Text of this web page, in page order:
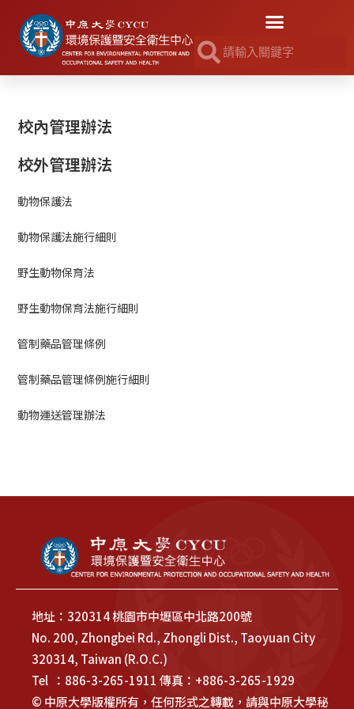
校內管理辦法
校外管理辦法
動物保護法
動物保護法施行細則
野生動物保育法
野生動物保育法施行細則
管制藥品管理條例
管制藥品管理條例施行細則
動物運送管理辦法
地址：320314 桃園市中壢區中北路200號
No. 200, Zhongbei Rd., Zhongli Dist., Taoyuan City
320314, Taiwan (R.O.C.)
Tel ：886-3-265-1911 傳真：+886-3-265-1929
© 中原大學版權所有，任何形式之轉載，請與中原大學秘